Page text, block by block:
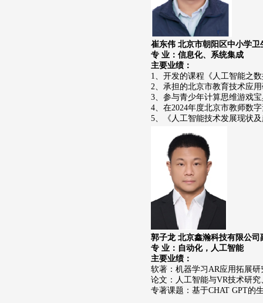
崔东伟 北京市朝阳区中小学
专 业：信息化、系统集成
主要业绩：
1、开发的课程《人工智能之
2、承担的北京市教育技术应
3、参与青少年计算思维游戏
4、在2024年度北京市教师数
5、《人工智能技术发展现状
郭子龙 北京鑫瀚科技有限公司
专 业：自动化，人工智能
主要业绩：
软著：机器学习AR应用拓展
论文：人工智能与VR技术研
专著课题：基于CHAT GPT的